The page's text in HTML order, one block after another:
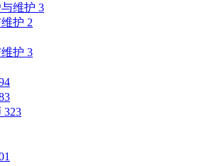
维护 3
护 2
护 3
323